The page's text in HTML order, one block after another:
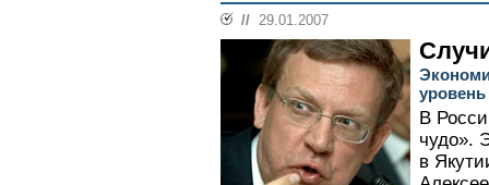
// 29.01.2007
уровень
В
чудо».
в